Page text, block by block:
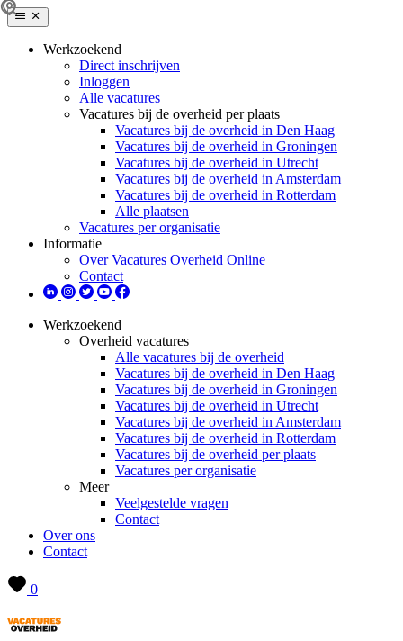
Werkzoekend
Direct inschrijven
Inloggen
Alle vacatures
Vacatures bij de overheid per plaats
Vacatures bij de overheid in Den Haag
Vacatures bij de overheid in Groningen
Vacatures bij de overheid in Utrecht
Vacatures bij de overheid in Amsterdam
Vacatures bij de overheid in Rotterdam
Alle plaatsen
Vacatures per organisatie
Informatie
Over Vacatures Overheid Online
Contact
Werkzoekend
Overheid vacatures
Alle vacatures bij de overheid
Vacatures bij de overheid in Den Haag
Vacatures bij de overheid in Groningen
Vacatures bij de overheid in Utrecht
Vacatures bij de overheid in Amsterdam
Vacatures bij de overheid in Rotterdam
Vacatures bij de overheid per plaats
Vacatures per organisatie
Meer
Veelgestelde vragen
Contact
Over ons
Contact
0